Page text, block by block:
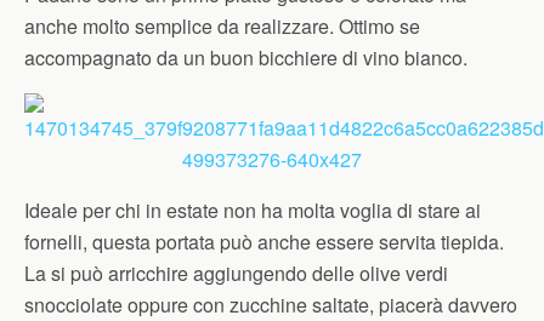
anche molto semplice da realizzare. Ottimo se
accompagnato da un buon bicchiere di vino bianco.
Ideale per chi in estate non ha molta voglia di stare ai
fornelli, questa portata può anche essere servita tiepida.
La si può arricchire aggiungendo delle olive verdi
snocciolate oppure con zucchine saltate, piacerà davvero